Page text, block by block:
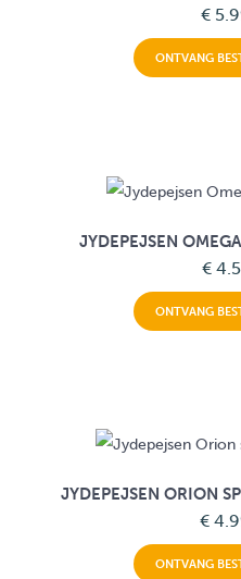
€
ONTVANG
JYDEPEJSEN
€
ONTVANG
JYDEPEJSEN ORION
€
ONTVANG